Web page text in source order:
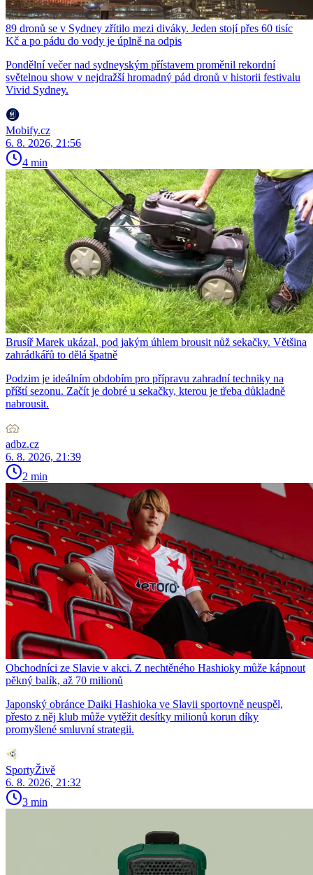
89 dronů se v Sydney zřítilo mezi diváky. Jeden stojí přes 60 tisíc
Kč a po pádu do vody je úplně na odpis
Pondělní večer nad sydneyským přístavem proměnil rekordní
světelnou show v nejdražší hromadný pád dronů v historii festivalu
Vivid Sydney.
Mobify.cz
6. 8. 2026, 21:56
4 min
Brusíř Marek ukázal, pod jakým úhlem brousit nůž sekačky. Většina
zahrádkářů to dělá špatně
Podzim je ideálním obdobím pro přípravu zahradní techniky na
příští sezonu. Začít je dobré u sekačky, kterou je třeba důkladně
nabrousit.
adbz.cz
6. 8. 2026, 21:39
2 min
Obchodníci ze Slavie v akci. Z nechtěného Hashioky může kápnout
pěkný balík, až 70 milionů
Japonský obránce Daiki Hashioka ve Slavii sportovně neuspěl,
přesto z něj klub může vytěžit desítky milionů korun díky
promyšlené smluvní strategii.
SportyŽivě
6. 8. 2026, 21:32
3 min